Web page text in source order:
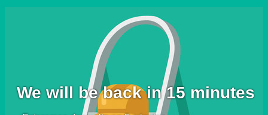
We will be back in 15 minutes